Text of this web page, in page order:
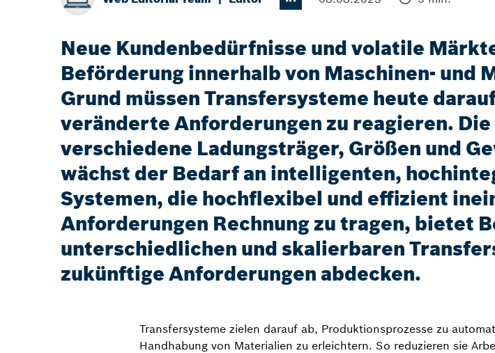
Neue Kundenbedürfnisse und volatile
Beförderung innerhalb von Maschinen- und
Grund müssen Transfersysteme heute
veränderte Anforderungen zu reagieren.
verschiedene Ladungsträger, Größen und
wächst der Bedarf an intelligenten,
Systemen, die hochflexibel und effizient
Anforderungen Rechnung zu tragen, bietet
unterschiedlichen und skalierbaren
zukünftige Anforderungen abdecken.
Transfersysteme zielen darauf ab, Produktionsprozesse zu
Handhabung von Materialien zu erleichtern. So reduzieren sie